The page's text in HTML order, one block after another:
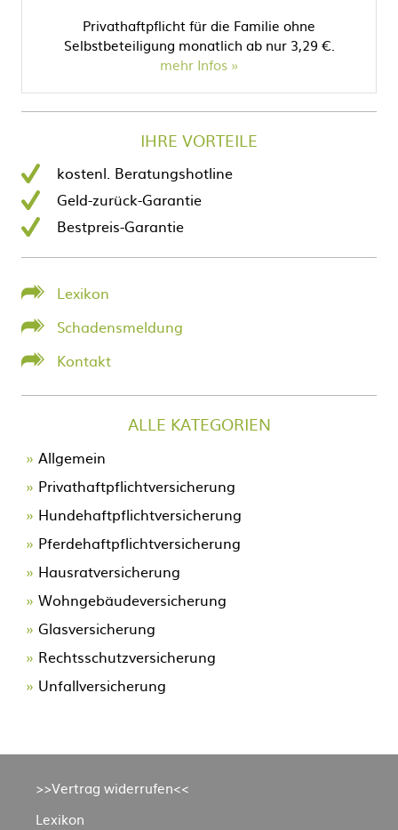
Privathaftpflicht für die Familie ohne
Selbstbeteiligung monatlich ab nur 3,29 €.
mehr Infos
IHRE VORTEILE
kostenl. Beratungshotline
Geld-zurück-Garantie
Bestpreis-Garantie
Lexikon
Schadensmeldung
Kontakt
ALLE KATEGORIEN
Allgemein
Privathaftpflichtversicherung
Hundehaftpflichtversicherung
Pferdehaftpflichtversicherung
Hausratversicherung
Wohngebäudeversicherung
Glasversicherung
Rechtsschutzversicherung
Unfallversicherung
>>Vertrag widerrufen<<
Lexikon